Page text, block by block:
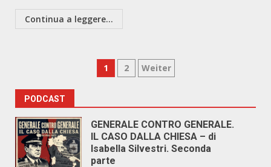
Continua a leggere...
Paginazione
articoli
1 2 Weiter
PODCAST
GENERALE CONTRO GENERALE.
IL CASO DALLA CHIESA – di
Isabella Silvestri. Seconda
parte